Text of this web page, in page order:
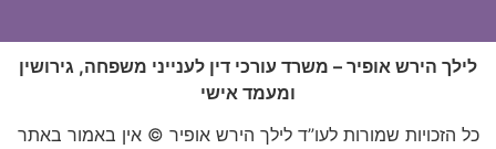
הירש אופיר – משרד עורכי דין לענייני משפחה, גירושין
ומעמד אישי
הזכויות שמורות לעו”ד לילך הירש אופיר © אין באמור באתר